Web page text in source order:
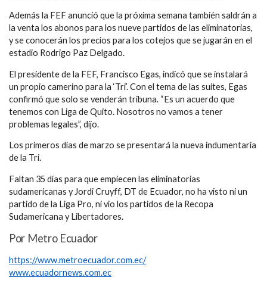
Además la FEF anunció que la próxima semana también saldrán a
la venta los abonos para los nueve partidos de las eliminatorias,
y se conocerán los precios para los cotejos que se jugarán en el
estadio Rodrigo Paz Delgado.
El presidente de la FEF, Francisco Egas, indicó que se instalará
un propio camerino para la ‘Tri’. Con el tema de las suites, Egas
confirmó que solo se venderán tribuna. “Es un acuerdo que
tenemos con Liga de Quito. Nosotros no vamos a tener
problemas legales”, dijo.
Los primeros días de marzo se presentará la nueva indumentaria
de la Tri.
Faltan 35 días para que empiecen las eliminatorias
sudamericanas y Jordi Cruyff, DT de Ecuador, no ha visto ni un
partido de la Liga Pro, ni vio los partidos de la Recopa
Sudamericana y Libertadores.
Por Metro Ecuador
https://www.metroecuador.com.ec/
www.ecuadornews.com.ec